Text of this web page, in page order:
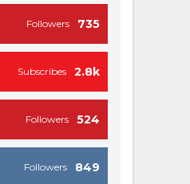
735
Followers
2.8k
Subscribes
524
Followers
849
Followers